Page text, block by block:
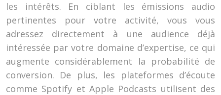
les intérêts. En ciblant les émissions audio
pertinentes pour votre activité, vous vous
adressez directement à une audience déjà
intéressée par votre domaine d’expertise, ce qui
augmente considérablement la probabilité de
conversion. De plus, les plateformes d’écoute
comme Spotify et Apple Podcasts utilisent des